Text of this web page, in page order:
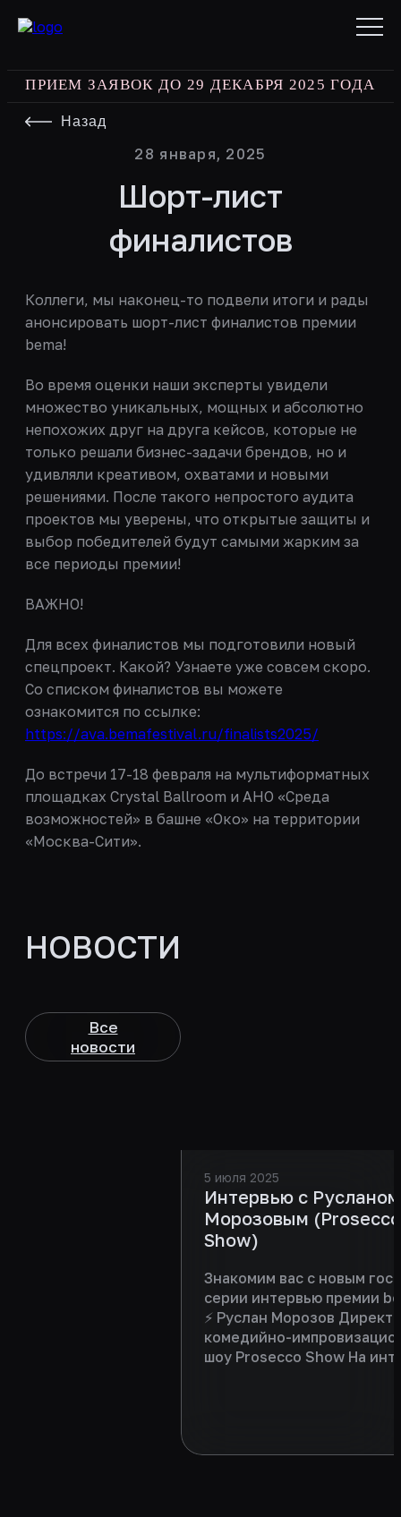
ПРИЕМ ЗАЯВОК ДО 29 ДЕКАБРЯ 2025 ГОДА
Назад
28 января, 2025
Шорт-лист
финалистов
Коллеги, мы наконец-то подвели итоги и рады
анонсировать шорт-лист финалистов премии
bema!
Во время оценки наши эксперты увидели
множество уникальных, мощных и абсолютно
непохожих друг на друга кейсов, которые не
только решали бизнес-задачи брендов, но и
удивляли креативом, охватами и новыми
решениями. После такого непростого аудита
проектов мы уверены, что открытые защиты и
выбор победителей будут самыми жарким за
все периоды премии!
ВАЖНО!
Для всех финалистов мы подготовили новый
спецпроект. Какой? Узнаете уже совсем скоро.
Со списком финалистов вы можете
ознакомится по ссылке:
https://ava.bemafestival.ru/finalists2025/
До встречи 17-18 февраля на мультиформатных
площадках Crystal Ballroom и АНО «Среда
возможностей» в башне «Око» на территории
«Москва-Сити».
НОВОСТИ
Все
новости
5 июля 2025
Интервью с Русланом
Морозовым (Prosecco
Show)
Знакомим вас с новым
серии интервью премии
⚡ Руслан Морозов
комедийно-
шоу Prosecco Show На
2025/2026 сезона.